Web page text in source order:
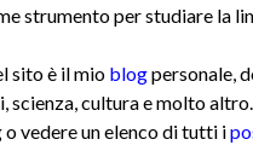
strumento per studiare la
sito è il mio blogpersonale,
scienza, cultura e molto
vedere un elenco di tutti i